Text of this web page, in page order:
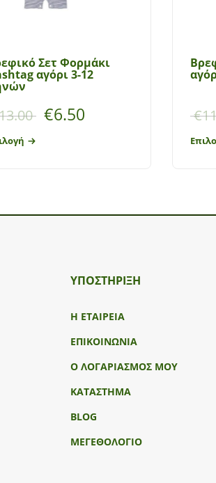
Σετ Φορμάκι
αγόρι 3-12
€6.50 €
ΥΠΟΣΤΉΡΙΞΗ
Η ΕΤΑΙΡΕΙΑ
ΕΠΙΚΟΙΝΩΝΙΑ
Ο ΛΟΓΑΡΙΑΣΜΟΣ ΜΟΥ
ΚΑΤΑΣΤΗΜΑ
BLOG
ΜΕΓΕΘΟΛΟΓΙΟ